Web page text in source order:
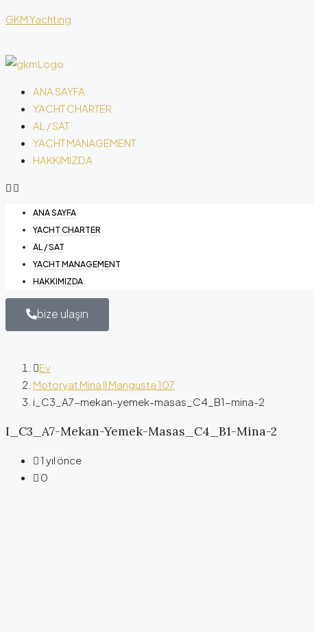
GKM Yachting
ANA SAYFA
YACHT CHARTER
AL / SAT
YACHT MANAGEMENT
HAKKIMIZDA
ANA SAYFA
YACHT CHARTER
AL / SAT
YACHT MANAGEMENT
HAKKIMIZDA
bize ulaşın
Ev
Motoryat Mina II Mangusta 107
i_C3_A7-mekan-yemek-masas_C4_B1-mina-2
I_C3_A7-Mekan-Yemek-Masas_C4_B1-Mina-2
1 yıl önce
0